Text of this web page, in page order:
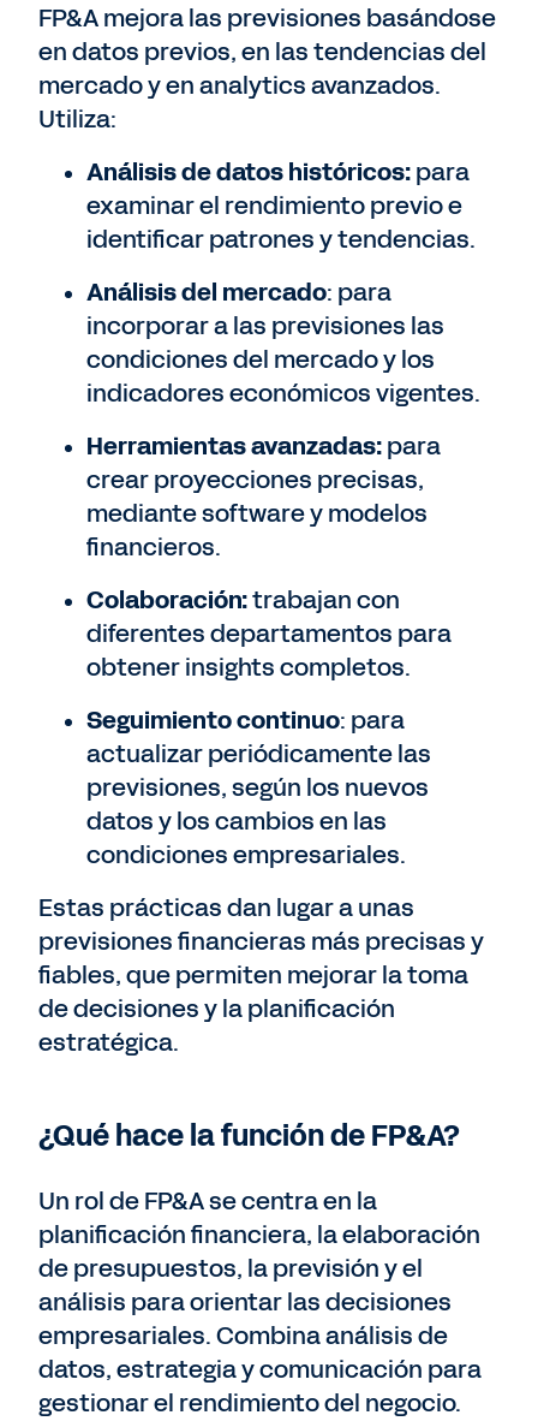
FP&A mejora las previsiones basándose
en datos previos, en las tendencias del
mercado y en analytics avanzados.
Utiliza:
Análisis de datos históricos:para
examinar el rendimiento previo e
identificar patrones y tendencias.
Análisis del mercado: para
incorporar a las previsiones las
condiciones del mercado y los
indicadores económicos vigentes.
Herramientas avanzadas:para
crear proyecciones precisas,
mediante software y modelos
financieros.
Colaboración:trabajan con
diferentes departamentos para
obtener insights completos.
Seguimiento continuo: para
actualizar periódicamente las
previsiones, según los nuevos
datos y los cambios en las
condiciones empresariales.
Estas prácticas dan lugar a unas
previsiones financieras más precisas y
fiables, que permiten mejorar la toma
de decisiones y la planificación
estratégica.
¿Qué hace la función de FP&A?
Un rol de FP&A se centra en la
planificación financiera, la elaboración
de presupuestos, la previsión y el
análisis para orientar las decisiones
empresariales. Combina análisis de
datos, estrategia y comunicación para
gestionar el rendimiento del negocio.